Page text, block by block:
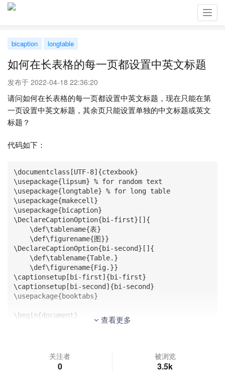
bicaption longtable
如何在长表格的每一页都设置中英文标题
发布于 2022-04-18 22:36:20
请问如何在长表格的每一页都设置中英文标题，现在只能在第
一页设置中英文标题，其余页只能设置单独的中文标题或英文
标题？
代码如下：
\documentclass[UTF-8]{ctexbook}
\usepackage{lipsum} % for random text
\usepackage{longtable} % for long table
\usepackage{makecell}
\usepackage{bicaption}
\DeclareCaptionOption{bi-first}[]{
\DeclareCaptionOption{bi-second}[]{
\captionsetup[bi-first]{bi-first}
\captionsetup[bi-second]{bi-second}
\usepackage{booktabs}
\begin{document} 查看更多
关注者
0
被浏览
3.5k